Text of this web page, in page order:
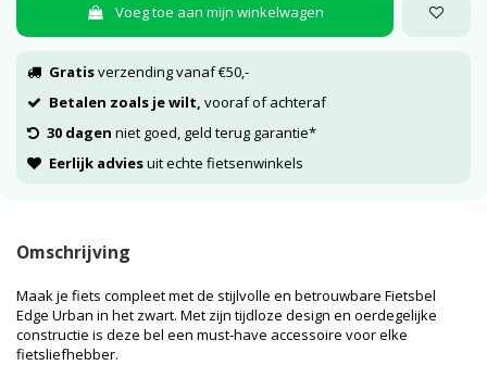
Voeg toe aan mijn winkelwagen
Gratisverzending vanaf €50,-
Betalen zoals je wilt, vooraf of achteraf
30 dagen niet goed, geld terug garantie*
Eerlijk adviesuit echte fietsenwinkels
Omschrijving
Maak je fiets compleet met de stijlvolle en betrouwbare Fietsbel
Edge Urban in het zwart. Met zijn tijdloze design en oerdegelijke
constructie is deze bel een must-have accessoire voor elke
fietsliefhebber.